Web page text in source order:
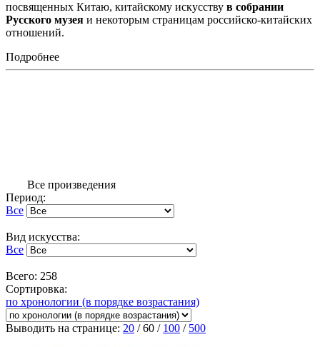
посвященных Китаю, китайскому искусству в собрании
Русского музея и некоторым страницам российско-китайских
отношений.
Подробнее
Все произведения
Период:
Все
Вид искусства:
Все
Всего: 258
Сортировка:
по хронологии (в порядке возрастания)
Выводить на странице: 20 /60 / 100 / 500